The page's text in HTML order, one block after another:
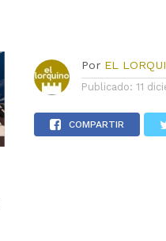
Por EL
Publicado: 11
COMPARTIR